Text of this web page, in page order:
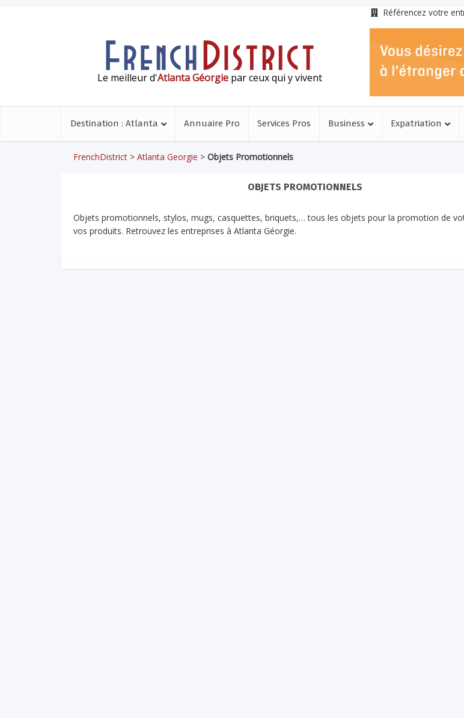
Référencez votre
Le meilleur d'Atlanta Géorgie par ceux qui y vivent
Destination : Atlanta Annuaire Pro Services Pros Business Expatriation
FrenchDistrict > Atlanta Georgie > Objets Promotionnels
OBJETS PROMOTIONNELS
Objets promotionnels, stylos, mugs, casquettes, briquets,… tous les objets pour la promotion de
vos produits. Retrouvez les entreprises à Atlanta Géorgie.